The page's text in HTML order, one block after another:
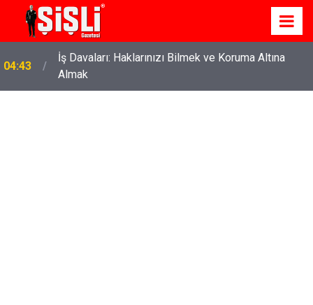
04:43
İş Davaları: Haklarınızı Bilmek ve Koruma Altına
Almak